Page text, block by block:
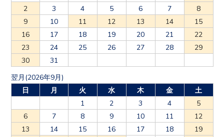
2
3 4 5 6 7
8
9
10 11 12 13 14
15
16
17 18 19 20 21
22
23
24 25 26 27 28
29
30
31
翌月(2026年9月)
日
月 火 水 木 金
土
1
2 3 4
5
6
7 8 9 10 11
12
13
14 15 16 17 18
19